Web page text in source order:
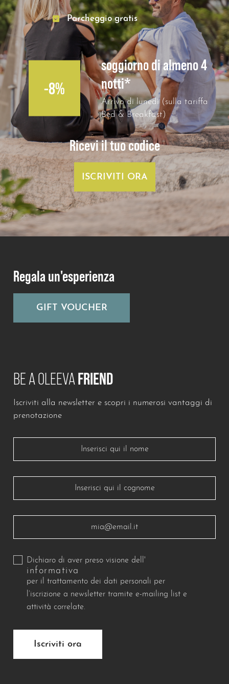
Parcheggio gratis
-8%
soggiorno di almeno 4
notti*
Arrivo di lunedì (sulla tariffa
Bed & Breakfast)
Ricevi il tuo codice
ISCRIVITI ORA
Regala un'esperienza
GIFT VOUCHER
BE A OLEEVAFRIEND
Iscriviti alla newsletter e scopri i numerosi vantaggi di
prenotazione
Lascia questo campo vuoto
Dichiaro di aver preso visione dell'
informativa
per il trattamento dei dati personali per
l’iscrizione a newsletter tramite e-mailing list e
attività correlate.
Iscriviti ora